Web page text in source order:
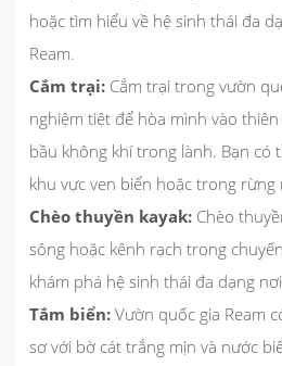
hoặc tìm hiểu về hệ sinh thái đa
Ream.
Cắm trại: Cắm trại trong vườn
nghiệm tiệt để hòa mình vào
bầu không khí trong lành. Bạn có
khu vực ven biển hoặc trong rừng
Chèo thuyền kayak: Chèo
sông hoặc kênh rạch trong
khám phá hệ sinh thái đa dạng
Tắm biển: Vườn quốc gia Ream
sơ với bờ cát trắng mịn và nước